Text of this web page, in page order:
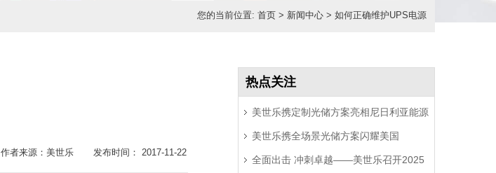
您的当前位置:首页 > 新闻中心 > 如何正确维护UPS电源
作者来源：美世乐 发布时间： 2017-11-22
热点关注
美世乐携定制光储方案亮相尼日利亚能源
展，精准破解西非用电难题
美世乐携全场景光储方案闪耀美国
RE+展，深耕北美赋能零碳转型
全面出击 冲刺卓越——美世乐召开2025